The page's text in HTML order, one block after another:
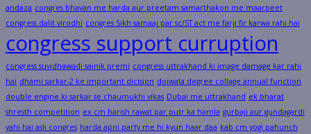
andaza congres bhavan me harda aur preetam samarthakon me maarpeet
congress dalit virodhi congres Sikh samaaj par sc/ST act me farji fir karwa rahi hai
congress support curruption
congress suvidhawadi sainik premi congress uttrakhand ki image damage kar rahi
hai dhami sarkar-2 ke important dicision doiwala degree collage annual function
double engine ki sarkar se chaumukhi vikas Dubai me uttrakhand ek bharat
shresth competition ex cm harish rawat par putr ka hamla gurbaji aur gundagardi
yahi hai asli congres harda apni party me hi kyun haar daa kab cm yogi pahunch